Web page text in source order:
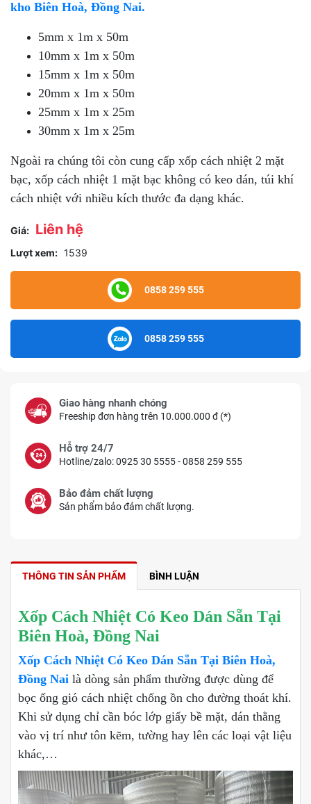
kho Biên Hoà, Đồng Nai.
5mm x 1m x 50m
10mm x 1m x 50m
15mm x 1m x 50m
20mm x 1m x 50m
25mm x 1m x 25m
30mm x 1m x 25m
Ngoài ra chúng tôi còn cung cấp xốp cách nhiệt 2 mặt
bạc, xốp cách nhiệt 1 mặt bạc không có keo dán, túi khí
cách nhiệt với nhiều kích thước đa dạng khác.
Giá: Liên hệ
Lượt xem: 1539
0858 259 555
0858 259 555
Giao hàng nhanh chóng
Freeship đơn hàng trên 10.000.000 đ (*)
Hỗ trợ 24/7
Hotline/zalo: 0925 30 5555 - 0858 259 555
Bảo đảm chất lượng
Sản phẩm bảo đảm chất lượng.
THÔNG TIN SẢN PHẨM BÌNH LUẬN
Xốp Cách Nhiệt Có Keo Dán Sẵn Tại
Biên Hoà, Đồng Nai
Xốp Cách Nhiệt Có Keo Dán Sẵn Tại Biên Hoà,
Đồng Nai là dòng sản phẩm thường được dùng để
bọc ống gió cách nhiệt chống ồn cho đường thoát khí.
Khi sử dụng chỉ cần bóc lớp giấy bề mặt, dán thằng
vào vị trí như tôn kẽm, tường hay lên các loại vật liệu
khác,…